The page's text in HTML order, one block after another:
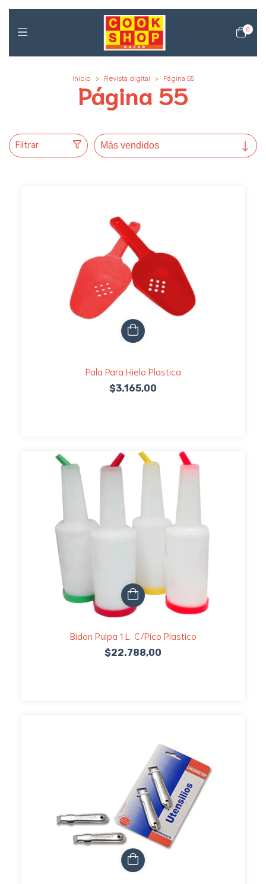
0
Inicio > Revista digital > Página 55
Página 55
Filtrar
Pala Para Hielo Plastica
$3.165,00
Bidon Pulpa 1 L. C/Pico Plastico
$22.788,00